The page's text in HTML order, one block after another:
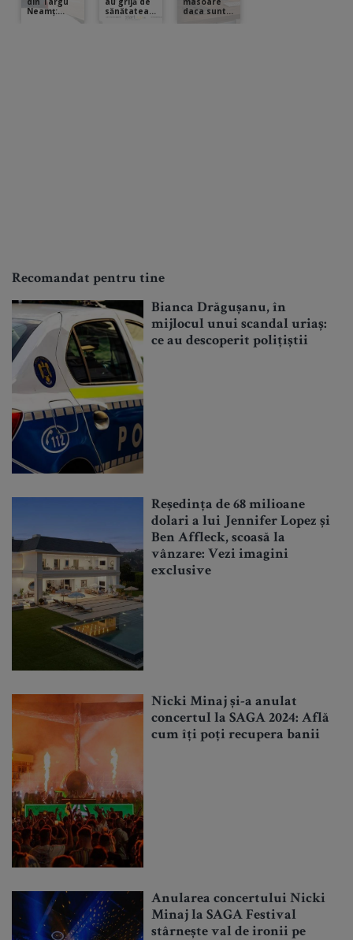
Recomandat pentru tine
Bianca Drăgușanu, în
mijlocul unui scandal uriaș:
ce au descoperit polițiștii
Reședința de 68 milioane
dolari a lui Jennifer Lopez și
Ben Affleck, scoasă la
vânzare: Vezi imagini
exclusive
Nicki Minaj și-a anulat
concertul la SAGA 2024: Află
cum îți poți recupera banii
Anularea concertului Nicki
Minaj la SAGA Festival
stârnește val de ironii pe